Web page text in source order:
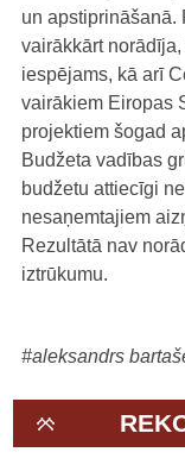
un apstiprināšanā.
vairākkārt
iespējams, kā arī
vairākiem Eiropas
projektiem šogad
Budžeta vadības
budžetu attiecīgi
nesaņemtajiem
Rezultātā nav
iztrūkumu.
#aleksandrs